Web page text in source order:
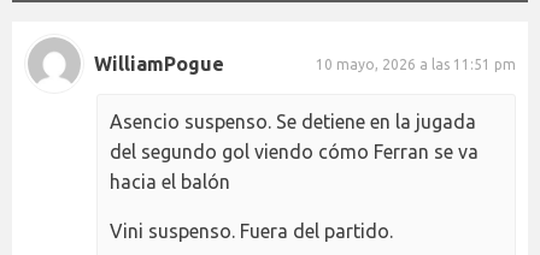
WilliamPogue 10 mayo, 2026 a las 11:51 pm
Asencio suspenso. Se detiene en la jugada
del segundo gol viendo cómo Ferran se va
hacia el balón
Vini suspenso. Fuera del partido.